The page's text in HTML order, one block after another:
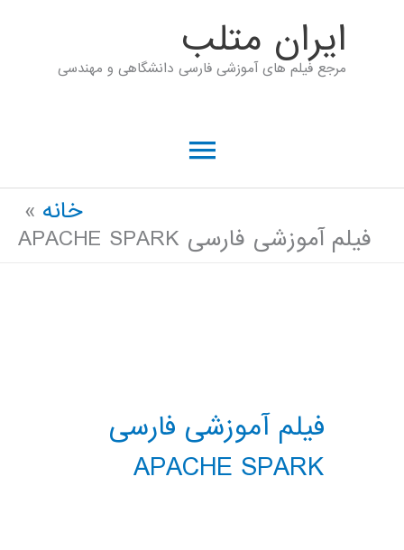
ايران متلب
مرجع فیلم های آموزشی فارسی دانشگاهی و مهندسی
فهرست
خانه
فیلم آموزشی فارسی APACHE SPARK
فیلم آموزشی فارسی
APACHE SPARK